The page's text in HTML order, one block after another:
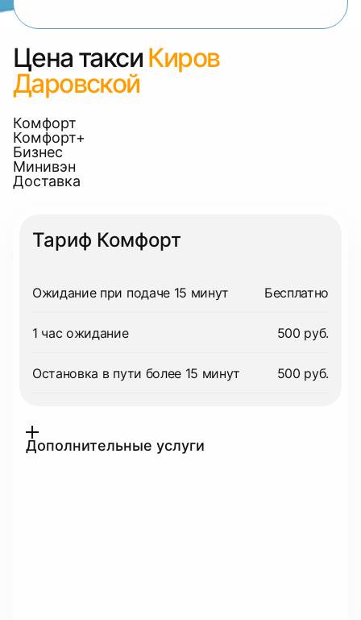
Цена такси Киров
Даровской
Комфорт
Комфорт+
Бизнес
Минивэн
Доставка
Тариф Комфорт
Ожидание при подаче 15 минут Бесплатно
1 час ожидание 500 руб.
Остановка в пути более 15 минут 500 руб.
Дополнительные услуги